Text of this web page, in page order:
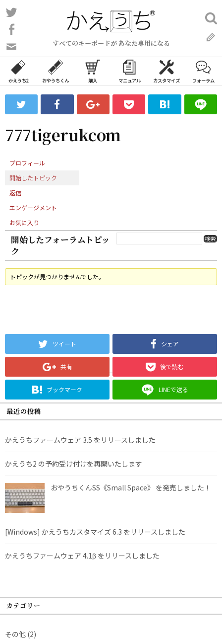
コ
ン
ン
ツ
ス
ッ
プ
すべてのキーボードが あなた専用になる
い
合
わ
フ
ォ
ム
検
索:
かえうち2 おやうちくん 購入 マニュアル カスタマイズ フォーラム
777tigerukcom
プロフィール
開始したトピック
返信
エンゲージメント
お気に入り
開始したフォーラムトピッ
ク
トピックが見つかりませんでした。
ツイート シェア
共有 後で読む
ブックマーク LINEで送る
最近の投稿
かえうちファームウェア 3.5 をリリースしました
かえうち2 の予約受け付けを再開いたします
おやうちくんSS《Small Space》 を発売しました！
[Windows] かえうちカスタマイズ 6.3 をリリースしました
かえうちファームウェア 4.1β をリリースしました
カテゴリー
その他 (2)